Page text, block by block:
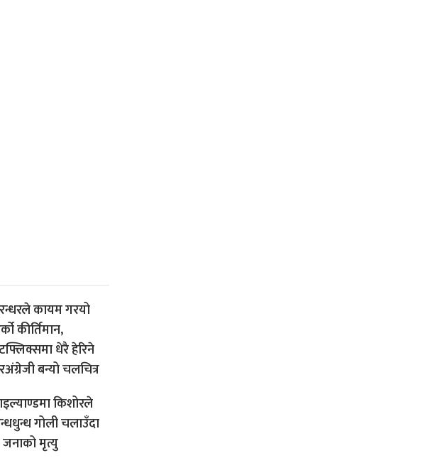
कायम गरयो
कीर्तिमान,
धेरै हेरिने
बन्यो चलचित्र
किशोरले
गोली चलाउँदा
मृत्यु